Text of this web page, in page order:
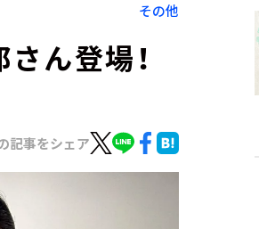
その他
ん登場！
記事をシェア